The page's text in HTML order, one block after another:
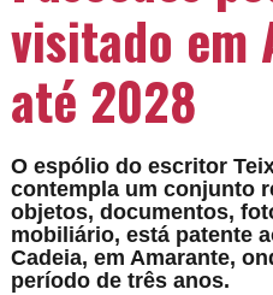
visitado em
até 2028
O espólio do escritor
contempla um conjunto
objetos, documentos,
mobiliário, está patente
Cadeia, em Amarante,
período de três anos.